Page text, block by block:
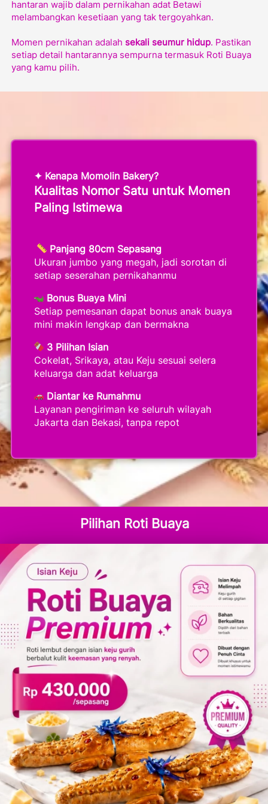
hantaran wajib dalam pernikahan adat Betawi
melambangkan kesetiaan yang tak tergoyahkan.
Momen pernikahan adalah sekali seumur hidup. Pastikan
setiap detail hantarannya sempurna termasuk Roti Buaya
yang kamu pilih.
✦ Kenapa Momolin Bakery?
Kualitas Nomor Satu untuk Momen
Paling Istimewa
Panjang 80cm Sepasang
Ukuran jumbo yang megah, jadi sorotan di
setiap seserahan pernikahanmu
Bonus Buaya Mini
Setiap pemesanan dapat bonus anak buaya
mini makin lengkap dan bermakna
3 Pilihan Isian
Cokelat, Srikaya, atau Keju sesuai selera
keluarga dan adat keluarga
Diantar ke Rumahmu
Layanan pengiriman ke seluruh wilayah
Jakarta dan Bekasi, tanpa repot
Pilihan Roti Buaya